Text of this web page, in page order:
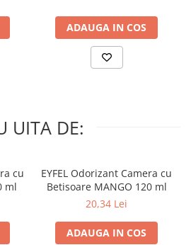
ADAUGA IN COS
UITA DE:
cu
ml
EYFEL Odorizant Camera cu
Betisoare MANGO 120 ml
20,34 Lei
ADAUGA IN COS